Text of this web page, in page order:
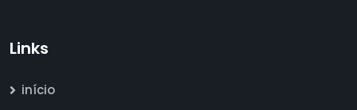
Links
início